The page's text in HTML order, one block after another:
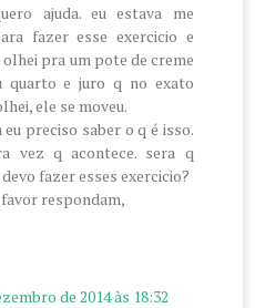
ajuda. eu estava me
fazer esse exercicio e
pra um pote de creme
quarto e juro q no exato
ele se moveu.
preciso saber o q é isso.
vez q acontece. sera q
fazer esses exercicio?
respondam,
de 2014 às 18:32